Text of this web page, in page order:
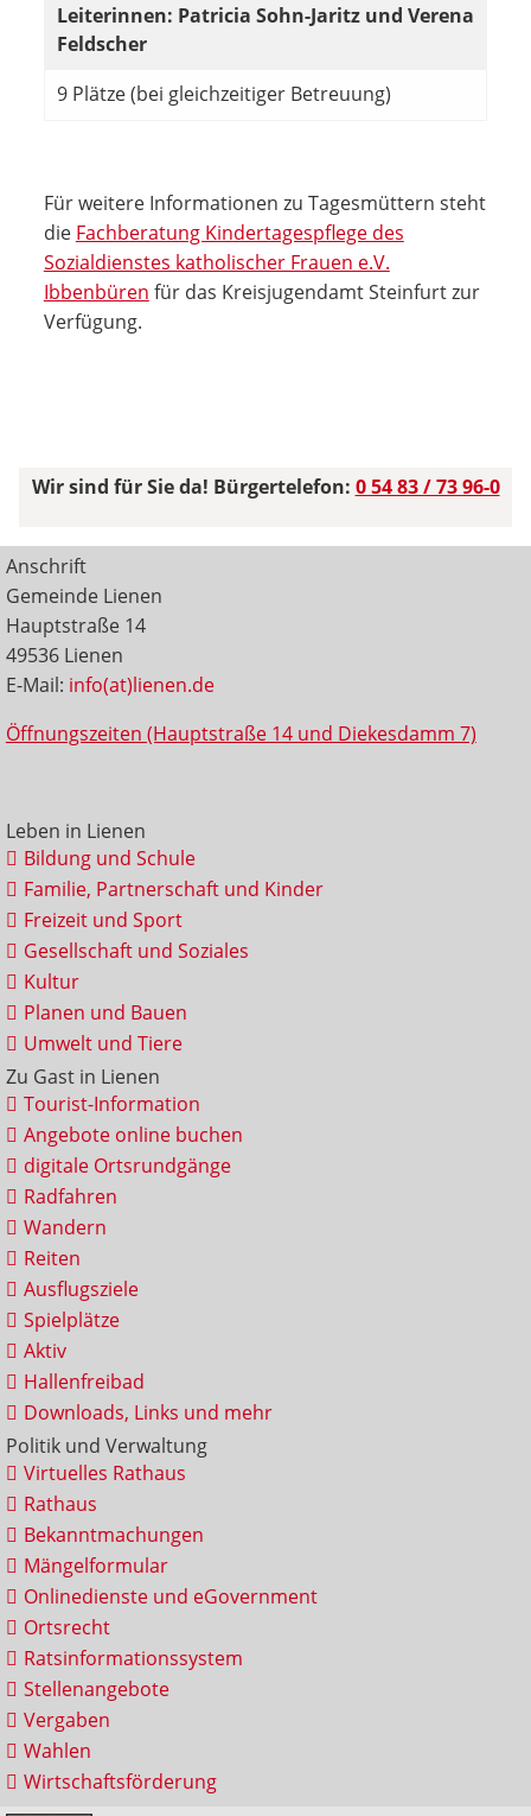
Leiterinnen: Patricia Sohn-Jaritz und Verena
Feldscher
9 Plätze (bei gleichzeitiger Betreuung)
Für weitere Informationen zu Tagesmüttern steht
die Fachberatung Kindertagespflege des
Sozialdienstes katholischer Frauen e.V.
Ibbenbüren für das Kreisjugendamt Steinfurt zur
Verfügung.
Wir sind für Sie da! Bürgertelefon: 0 54 83 / 73 96-0
Anschrift
Gemeinde Lienen
Hauptstraße 14
49536 Lienen
E-Mail: info(at)lienen.de
Öffnungszeiten (Hauptstraße 14 und Diekesdamm 7)
Leben in Lienen
Bildung und Schule
Familie, Partnerschaft und Kinder
Freizeit und Sport
Gesellschaft und Soziales
Kultur
Planen und Bauen
Umwelt und Tiere
Zu Gast in Lienen
Tourist-Information
Angebote online buchen
digitale Ortsrundgänge
Radfahren
Wandern
Reiten
Ausflugsziele
Spielplätze
Aktiv
Hallenfreibad
Downloads, Links und mehr
Politik und Verwaltung
Virtuelles Rathaus
Rathaus
Bekanntmachungen
Mängelformular
Onlinedienste und eGovernment
Ortsrecht
Ratsinformationssystem
Stellenangebote
Vergaben
Wahlen
Wirtschaftsförderung